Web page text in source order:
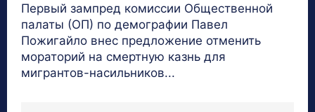
Первый зампред комиссии Общественной
палаты (ОП) по демографии Павел
Пожигайло внес предложение отменить
мораторий на смертную казнь для
мигрантов-насильников...